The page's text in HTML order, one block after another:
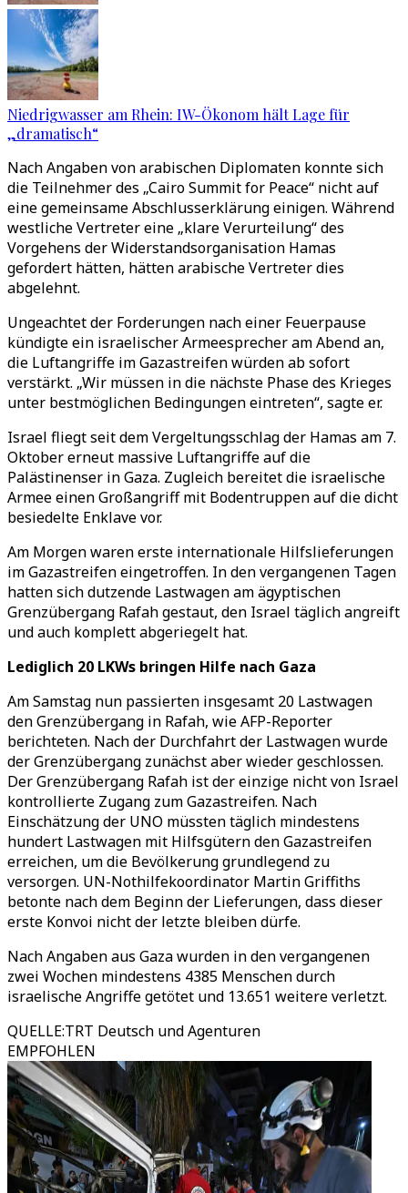
Niedrigwasser am Rhein: IW-Ökonom hält Lage für
„dramatisch“
Nach Angaben von arabischen Diplomaten konnte sich
die Teilnehmer des „Cairo Summit for Peace“ nicht auf
eine gemeinsame Abschlusserklärung einigen. Während
westliche Vertreter eine „klare Verurteilung“ des
Vorgehens der Widerstandsorganisation Hamas
gefordert hätten, hätten arabische Vertreter dies
abgelehnt.
Ungeachtet der Forderungen nach einer Feuerpause
kündigte ein israelischer Armeesprecher am Abend an,
die Luftangriffe im Gazastreifen würden ab sofort
verstärkt. „Wir müssen in die nächste Phase des Krieges
unter bestmöglichen Bedingungen eintreten“, sagte er.
Israel fliegt seit dem Vergeltungsschlag der Hamas am 7.
Oktober erneut massive Luftangriffe auf die
Palästinenser in Gaza. Zugleich bereitet die israelische
Armee einen Großangriff mit Bodentruppen auf die dicht
besiedelte Enklave vor.
Am Morgen waren erste internationale Hilfslieferungen
im Gazastreifen eingetroffen. In den vergangenen Tagen
hatten sich dutzende Lastwagen am ägyptischen
Grenzübergang Rafah gestaut, den Israel täglich angreift
und auch komplett abgeriegelt hat.
Lediglich 20 LKWs bringen Hilfe nach Gaza
Am Samstag nun passierten insgesamt 20 Lastwagen
den Grenzübergang in Rafah, wie AFP-Reporter
berichteten. Nach der Durchfahrt der Lastwagen wurde
der Grenzübergang zunächst aber wieder geschlossen.
Der Grenzübergang Rafah ist der einzige nicht von Israel
kontrollierte Zugang zum Gazastreifen. Nach
Einschätzung der UNO müssten täglich mindestens
hundert Lastwagen mit Hilfsgütern den Gazastreifen
erreichen, um die Bevölkerung grundlegend zu
versorgen. UN-Nothilfekoordinator Martin Griffiths
betonte nach dem Beginn der Lieferungen, dass dieser
erste Konvoi nicht der letzte bleiben dürfe.
Nach Angaben aus Gaza wurden in den vergangenen
zwei Wochen mindestens 4385 Menschen durch
israelische Angriffe getötet und 13.651 weitere verletzt.
QUELLE:TRT Deutsch und Agenturen
EMPFOHLEN